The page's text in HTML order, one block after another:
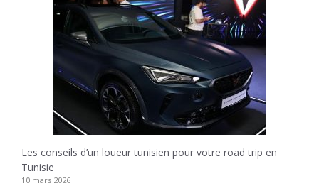
Les conseils d’un loueur tunisien pour votre road trip en
Tunisie
10 mars 2026